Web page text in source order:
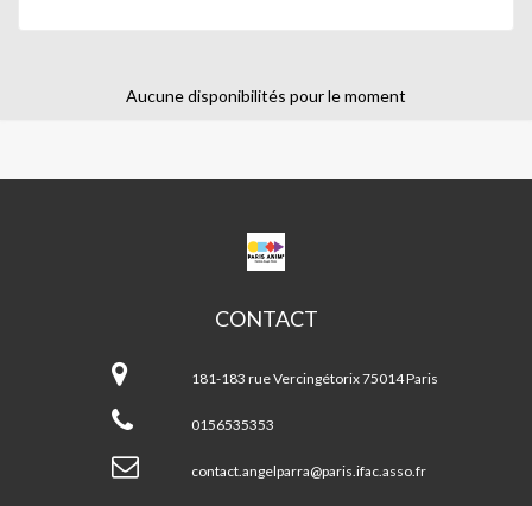
Aucune disponibilités pour le moment
CPA
ANGEL
CONTACT
Angel
Parra
181-183 rue Vercingétorix 75014 Paris
0156535353
contact.angelparra@paris.ifac.asso.fr